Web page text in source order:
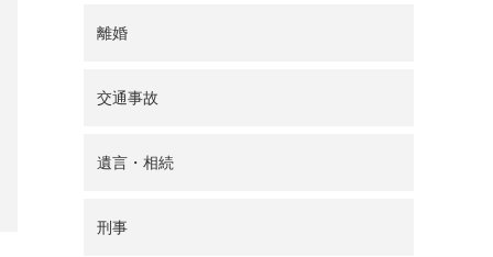
離婚
交通事故
遺言・相続
刑事